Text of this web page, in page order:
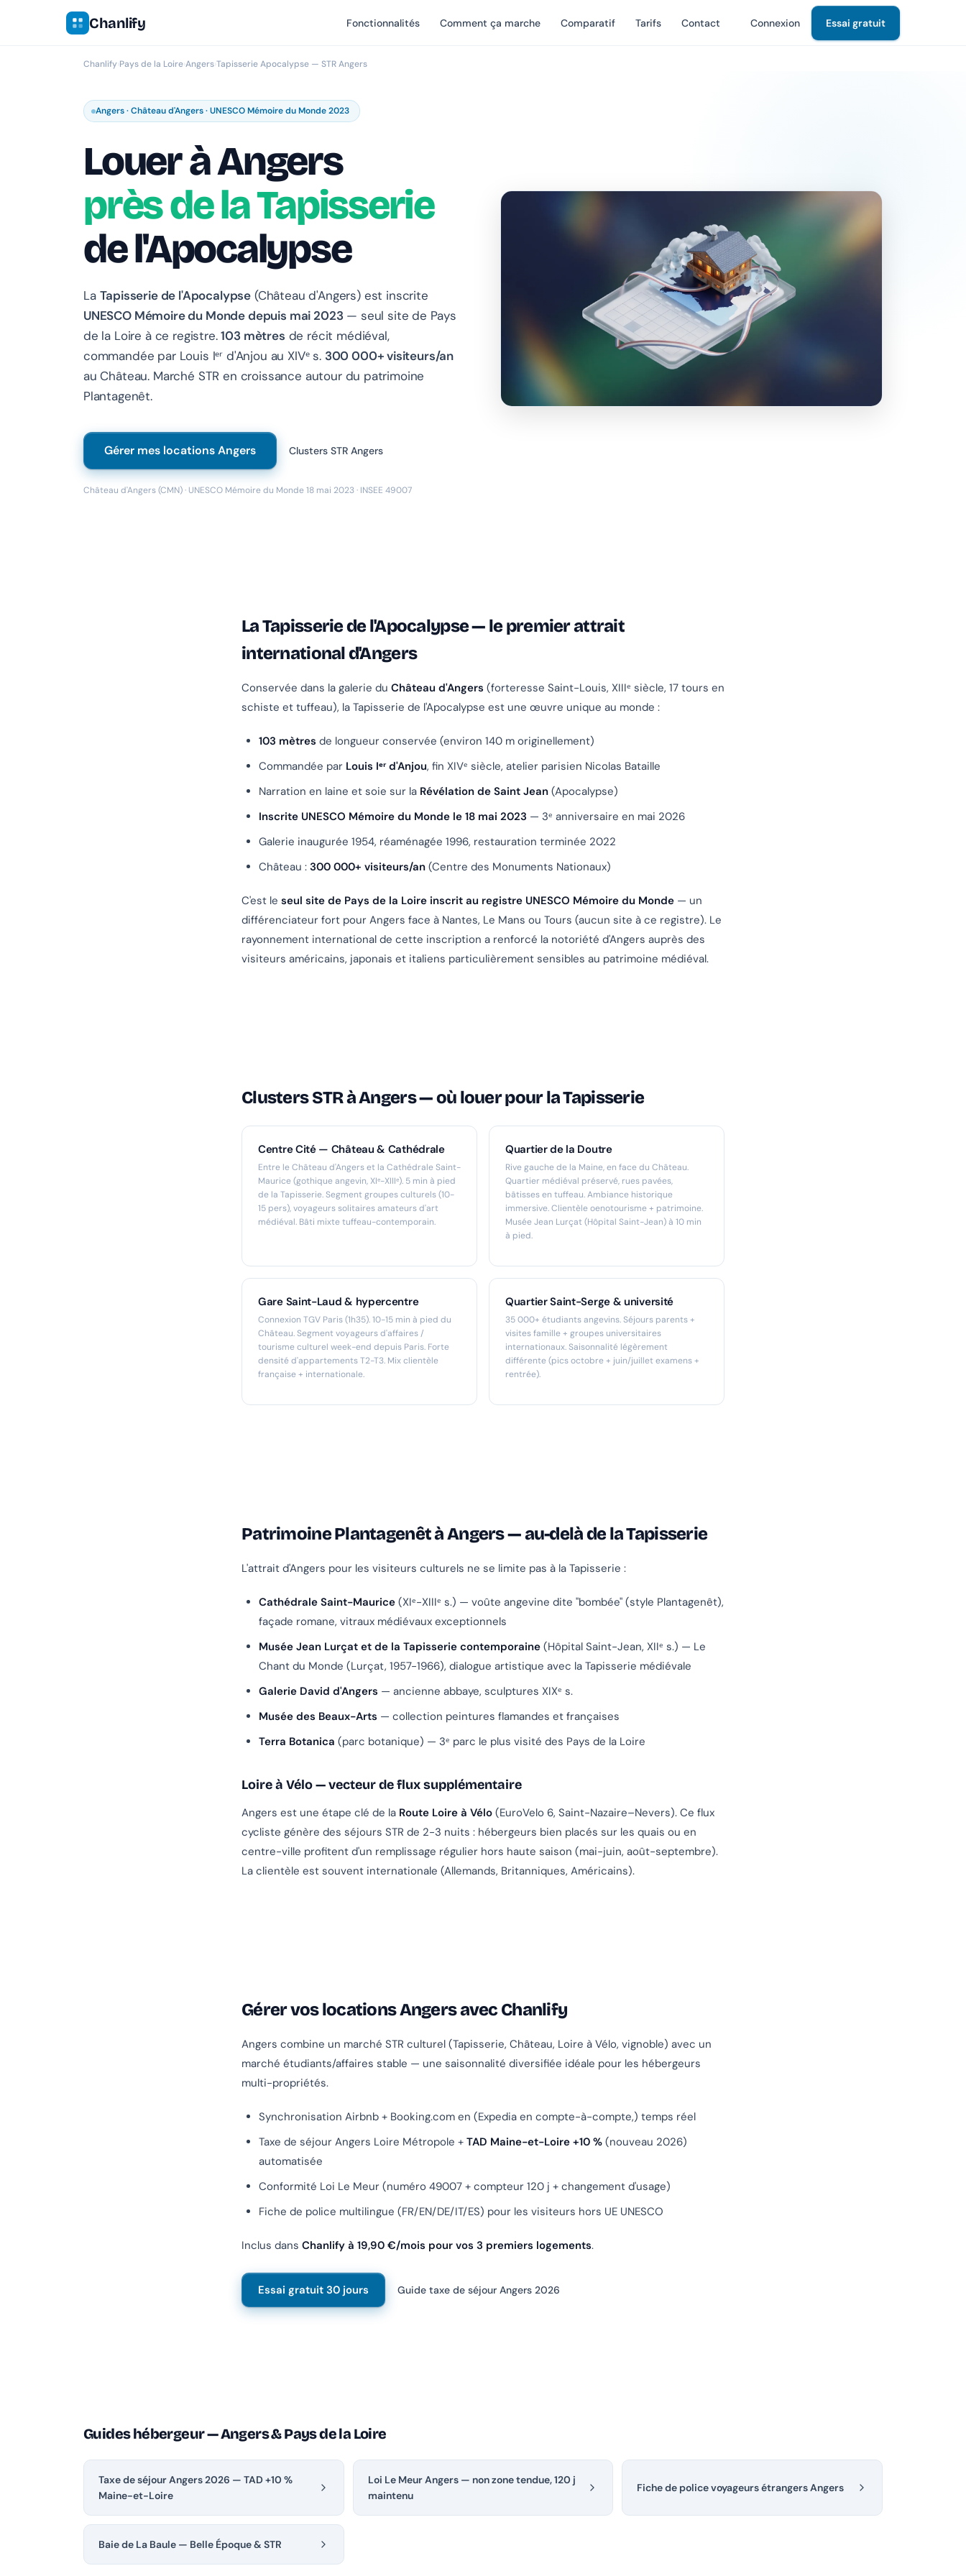
Chanlify Fonctionnalités Comment ça marche Comparatif Tarifs Contact Connexion Essai gratuit
Chanlify›Pays de la Loire›Angers›Tapisserie Apocalypse — STR Angers
Angers · Château d'Angers · UNESCO Mémoire du Monde 2023
Louer à Angers
près de la Tapisserie
de l'Apocalypse
La Tapisserie de l'Apocalypse (Château d'Angers) est inscrite
UNESCO Mémoire du Monde depuis mai 2023 — seul site de Pays
de la Loire à ce registre.103 mètres de récit médiéval,
commandée par Louis Iᵉʳ d'Anjou au XIVᵉ s. 300 000+ visiteurs/an
au Château. Marché STR en croissance autour du patrimoine
Plantagenêt.
Gérer mes locations Angers Clusters STR Angers
Château d'Angers (CMN) · UNESCO Mémoire du Monde 18 mai 2023 · INSEE 49007
La Tapisserie de l'Apocalypse — le premier attrait
international d'Angers
Conservée dans la galerie du Château d'Angers (forteresse Saint-Louis, XIIIᵉ siècle, 17 tours en
schiste et tuffeau), la Tapisserie de l'Apocalypse est une œuvre unique au monde :
103 mètres de longueur conservée (environ 140 m originellement)
Commandée par Louis Iᵉʳ d'Anjou, fin XIVᵉ siècle, atelier parisien Nicolas Bataille
Narration en laine et soie sur la Révélation de Saint Jean (Apocalypse)
Inscrite UNESCO Mémoire du Monde le 18 mai 2023 — 3ᵉ anniversaire en mai 2026
Galerie inaugurée 1954, réaménagée 1996, restauration terminée 2022
Château : 300 000+ visiteurs/an (Centre des Monuments Nationaux)
C'est le seul site de Pays de la Loire inscrit au registre UNESCO Mémoire du Monde — un
différenciateur fort pour Angers face à Nantes, Le Mans ou Tours (aucun site à ce registre). Le
rayonnement international de cette inscription a renforcé la notoriété d'Angers auprès des
visiteurs américains, japonais et italiens particulièrement sensibles au patrimoine médiéval.
Clusters STR à Angers — où louer pour la Tapisserie
Centre Cité — Château & Cathédrale
Entre le Château d'Angers et la Cathédrale Saint-
Maurice (gothique angevin, XIᵉ-XIIIᵉ). 5 min à pied
de la Tapisserie. Segment groupes culturels (10-
15 pers), voyageurs solitaires amateurs d'art
médiéval. Bâti mixte tuffeau-contemporain.
Quartier de la Doutre
Rive gauche de la Maine, en face du Château.
Quartier médiéval préservé, rues pavées,
bâtisses en tuffeau. Ambiance historique
immersive. Clientèle oenotourisme + patrimoine.
Musée Jean Lurçat (Hôpital Saint-Jean) à 10 min
à pied.
Gare Saint-Laud & hypercentre
Connexion TGV Paris (1h35). 10-15 min à pied du
Château. Segment voyageurs d'affaires /
tourisme culturel week-end depuis Paris. Forte
densité d'appartements T2-T3. Mix clientèle
française + internationale.
Quartier Saint-Serge & université
35 000+ étudiants angevins. Séjours parents +
visites famille + groupes universitaires
internationaux. Saisonnalité légèrement
différente (pics octobre + juin/juillet examens +
rentrée).
Patrimoine Plantagenêt à Angers — au-delà de la Tapisserie
L'attrait d'Angers pour les visiteurs culturels ne se limite pas à la Tapisserie :
Cathédrale Saint-Maurice (XIᵉ-XIIIᵉ s.) — voûte angevine dite "bombée" (style Plantagenêt),
façade romane, vitraux médiévaux exceptionnels
Musée Jean Lurçat et de la Tapisserie contemporaine (Hôpital Saint-Jean, XIIᵉ s.) — Le
Chant du Monde (Lurçat, 1957-1966), dialogue artistique avec la Tapisserie médiévale
Galerie David d'Angers — ancienne abbaye, sculptures XIXᵉ s.
Musée des Beaux-Arts — collection peintures flamandes et françaises
Terra Botanica (parc botanique) — 3ᵉ parc le plus visité des Pays de la Loire
Loire à Vélo — vecteur de flux supplémentaire
Angers est une étape clé de la Route Loire à Vélo (EuroVelo 6, Saint-Nazaire–Nevers). Ce flux
cycliste génère des séjours STR de 2-3 nuits : hébergeurs bien placés sur les quais ou en
centre-ville profitent d'un remplissage régulier hors haute saison (mai-juin, août-septembre).
La clientèle est souvent internationale (Allemands, Britanniques, Américains).
Gérer vos locations Angers avec Chanlify
Angers combine un marché STR culturel (Tapisserie, Château, Loire à Vélo, vignoble) avec un
marché étudiants/affaires stable — une saisonnalité diversifiée idéale pour les hébergeurs
multi-propriétés.
Synchronisation Airbnb + Booking.com en (Expedia en compte-à-compte,) temps réel
Taxe de séjour Angers Loire Métropole + TAD Maine-et-Loire +10 % (nouveau 2026)
automatisée
Conformité Loi Le Meur (numéro 49007 + compteur 120 j + changement d'usage)
Fiche de police multilingue (FR/EN/DE/IT/ES) pour les visiteurs hors UE UNESCO
Inclus dans Chanlify à 19,90 €/mois pour vos 3 premiers logements.
Essai gratuit 30 jours Guide taxe de séjour Angers 2026
Guides hébergeur — Angers & Pays de la Loire
Taxe de séjour Angers 2026 — TAD +10 %
Maine-et-Loire
Loi Le Meur Angers — non zone tendue, 120 j
maintenu
Fiche de police voyageurs étrangers Angers
Baie de La Baule — Belle Époque & STR